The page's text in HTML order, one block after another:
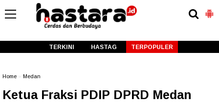
TERKINI HASTAG TERPOPULER
Home Medan
Ketua Fraksi PDIP DPRD Medan